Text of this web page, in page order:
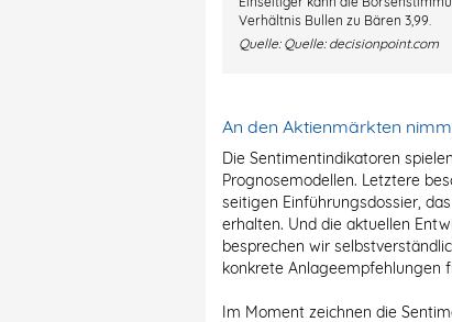
Verhältnis Bullen zu Bären 3,99.
Quelle: Quelle: decisionpoint.com
An den Aktienmärkten
Die Sentimentindikatoren
Prognosemodellen. Letztere
seitigen Einführungsdossier,
erhalten. Und die aktuellen
besprechen wir
konkrete Anlageempfehlungen
Im Moment zeichnen die